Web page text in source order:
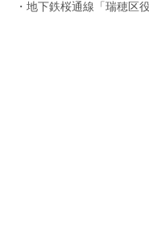
地下鉄桜通線「瑞穂区